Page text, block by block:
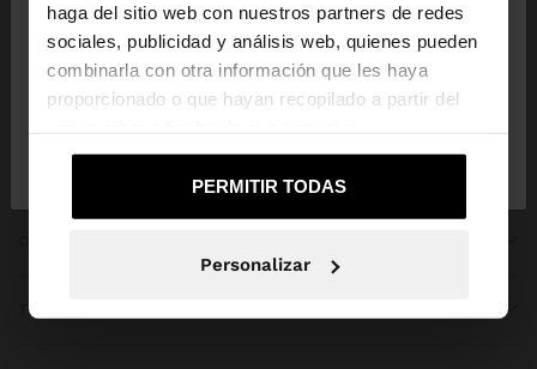
haga del sitio web con nuestros partners de redes
sociales, publicidad y análisis web, quienes pueden
combinarla con otra información que les haya
proporcionado o que hayan recopilado a partir del
PERMITIR TODAS
Personalizar
Estás accediendo a la web de Andorra. ¿Quieres ir
a la web de United States?
ÚNETE A NUESTRA NEWSLETTER
y obtén un 10% de descuento
TENDENCIAS